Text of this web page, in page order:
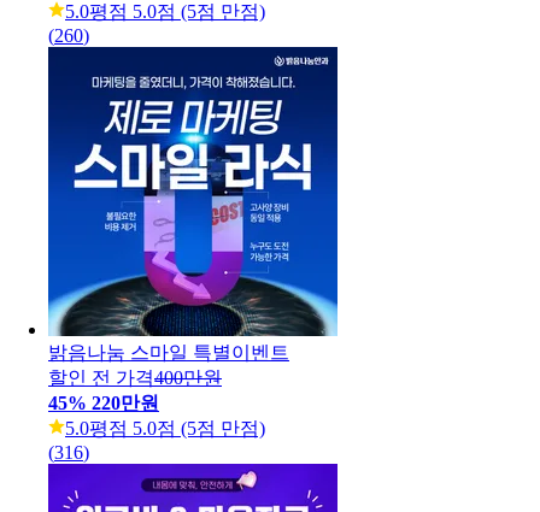
5.0평점 5.0점 (5점 만점)
(260)
밝음나눔 스마일 특별이벤트
할인 전 가격400만원
45% 220만원
5.0평점 5.0점 (5점 만점)
(316)